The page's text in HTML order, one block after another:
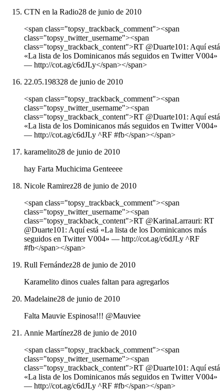
CTN en la Radio28 de junio de 2010
<span class="topsy_trackback_comment"><span
class="topsy_twitter_username"><span
class="topsy_trackback_content">RT @Duarte101: Aquí está
«La lista de los Dominicanos más seguidos en Twitter V004»
― http://cot.ag/c6dJLy</span></span>
22.05.198328 de junio de 2010
<span class="topsy_trackback_comment"><span
class="topsy_twitter_username"><span
class="topsy_trackback_content">RT @Duarte101: Aquí está
«La lista de los Dominicanos más seguidos en Twitter V004»
― http://cot.ag/c6dJLy ^RF #fb</span></span>
karamelito28 de junio de 2010
hay Farta Muchicima Genteeee
Nicole Ramirez28 de junio de 2010
<span class="topsy_trackback_comment"><span
class="topsy_twitter_username"><span
class="topsy_trackback_content">RT @KarinaLarrauri: RT
@Duarte101: Aquí está «La lista de los Dominicanos más
seguidos en Twitter V004» ― http://cot.ag/c6dJLy ^RF
#fb</span></span>
Rull Fernández28 de junio de 2010
Karamelito dinos cuales faltan para agregarlos
Madelaine28 de junio de 2010
Falta Mauvie Espinosa!!! @Mauviee
Annie Martínez28 de junio de 2010
<span class="topsy_trackback_comment"><span
class="topsy_twitter_username"><span
class="topsy_trackback_content">RT @Duarte101: Aquí está
«La lista de los Dominicanos más seguidos en Twitter V004»
― http://cot.ag/c6dJLy ^RF #fb</span></span>